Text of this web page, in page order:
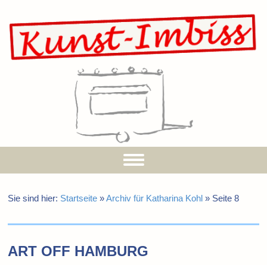
Sie sind hier: Startseite »Archiv für Katharina Kohl » Seite 8
ART OFF HAMBURG